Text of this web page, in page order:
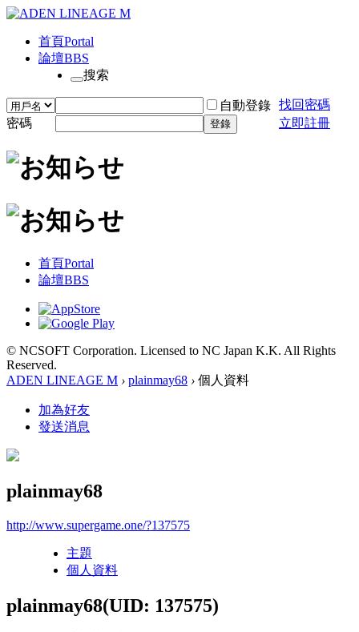
首頁Portal
論壇BBS
搜索
自動登錄 找回密碼
密碼
登錄 立即註冊
首頁Portal
論壇BBS
© NCSOFT Corporation. Licensed to NC Japan K.K. All Rights
Reserved.
ADEN LINEAGE M › plainmay68 › 個人資料
加為好友
發送消息
plainmay68
http://www.supergame.one/?137575
主題
個人資料
plainmay68(UID: 137575)